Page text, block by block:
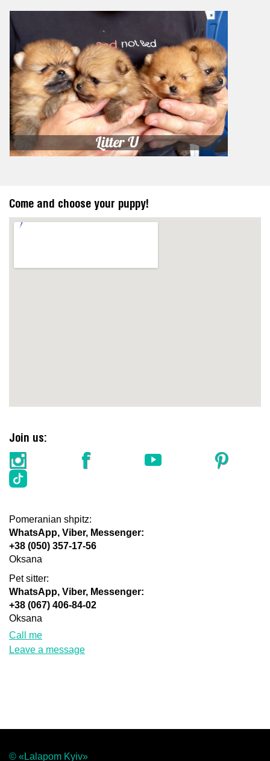
Come and choose your puppy!
https://embedgooglemaps.com/en/
Join us:
Pomeranian shpitz:
WhatsApp, Viber, Messenger:
+38 (050) 357-17-56
Oksana
Pet sitter:
WhatsApp, Viber, Messenger:
+38 (067) 406-84-02
Oksana
Call me
Leave a message
© «Lalapom Kyiv»